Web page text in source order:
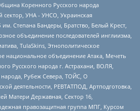
Коренного Русского народа
сектор, УНА - УНСО, Украинская
Степана Бандеры, Братство, Белый Крест,
объединение последователей инглиизма,
TulaSkins, Этнополитическое
национальное объединение Атака, Мечеть
Русского народа г. Астрахани, ВОЛЯ,
Рубеж Севера, ТОЙС, О
деятельности, РЕВТАТПОД, Артподготовка,
Матери Державная, Сектор 16,
правозащитная группа МПГ, Курсом